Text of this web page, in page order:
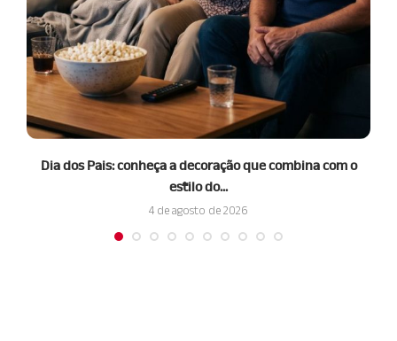
Dia dos Pais: conheça a decoração que combina com o
estilo do...
4 de agosto de 2026